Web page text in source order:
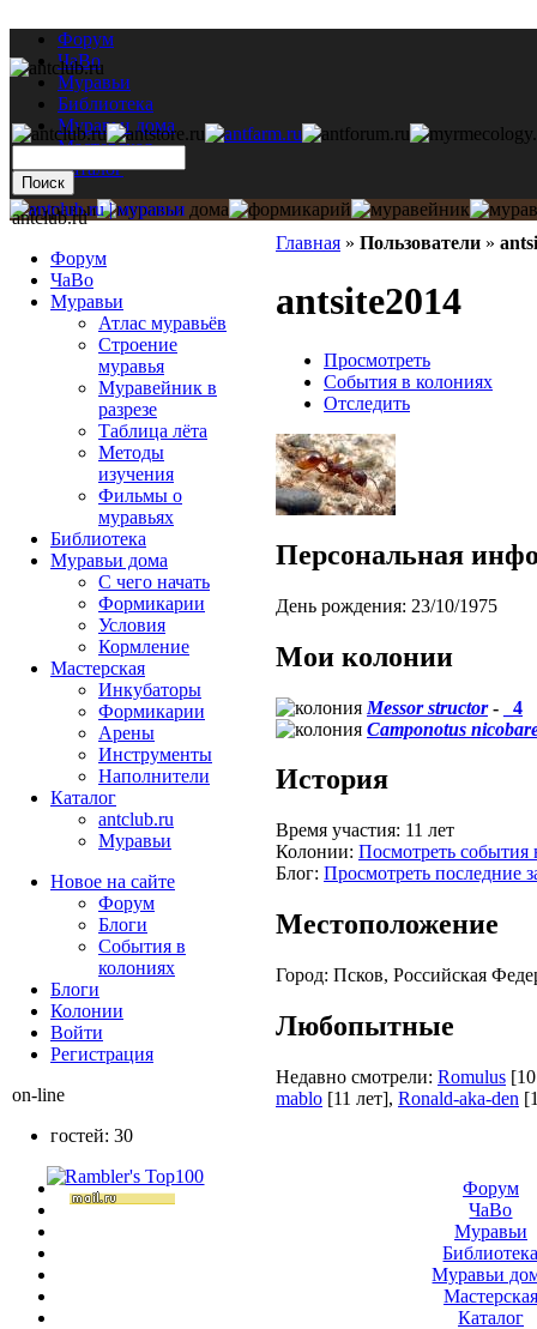
Форум
ЧаВо
Муравьи
Библиотека
Муравьи дома
Мастерская
Каталог
Главная » Пользователи »
antsite2014
Просмотреть
События в колониях
Отследить
Персональная
День рождения: 23/10/1975
Мои колонии
Messor structor-
_4
Camponotus
История
Время участия: 11 лет
Колонии: Посмотреть события
Блог: Просмотреть последние
Местоположение
Город: Псков, Российская
Любопытные
Недавно смотрели: Romulus
mablo [11 лет], Ronald-aka-den
antclub.ru
Форум
ЧаВо
Муравьи
Атлас муравьёв
Строение
муравья
Муравейник в
разрезе
Таблица лёта
Методы
изучения
Фильмы о
муравьях
Библиотека
Муравьи дома
С чего начать
Формикарии
Условия
Кормление
Мастерская
Инкубаторы
Формикарии
Арены
Инструменты
Наполнители
Каталог
antclub.ru
Муравьи
Новое на сайте
Форум
Блоги
События в
колониях
Блоги
Колонии
Войти
Peгиcтpaция
on-line
гостей: 30
Форум
ЧаВо
Муравьи
Муравьи
Мастерская
Каталог